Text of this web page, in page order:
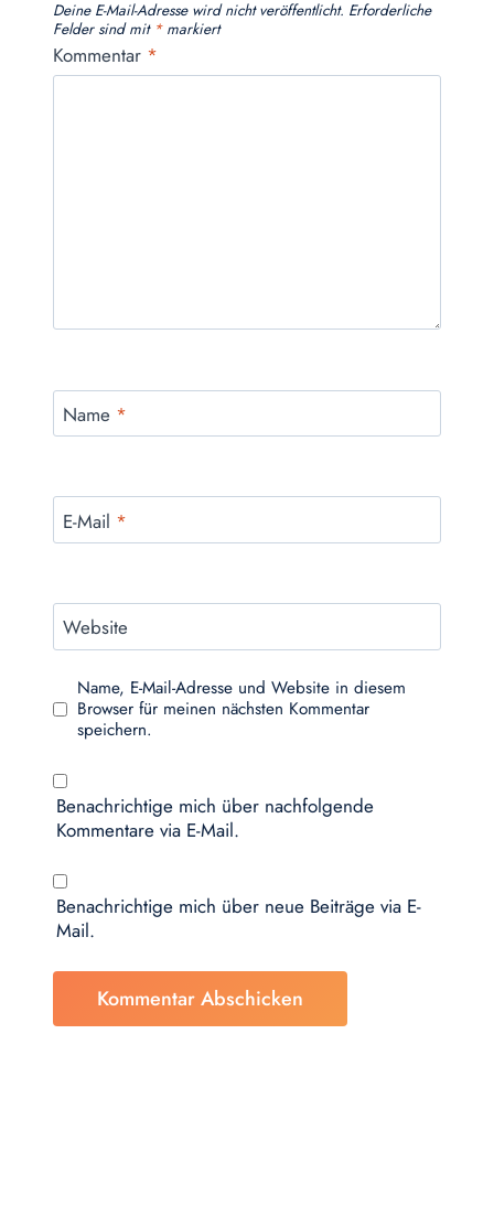
Deine E-Mail-Adresse wird nicht veröffentlicht. Erforderliche
Felder sind mit *markiert
Kommentar *
Name *
E-Mail *
Website
Name, E-Mail-Adresse und Website in diesem
Browser für meinen nächsten Kommentar
speichern.
Benachrichtige mich über nachfolgende
Kommentare via E-Mail.
Benachrichtige mich über neue Beiträge via E-
Mail.